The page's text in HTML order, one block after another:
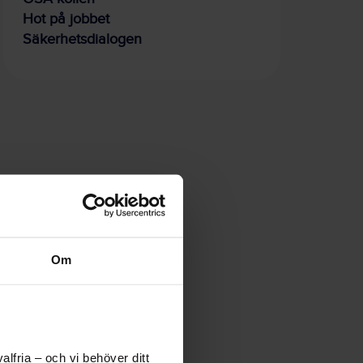
Om
– och vi behöver ditt
Hot på jobbet
Säkerhetsdialogen